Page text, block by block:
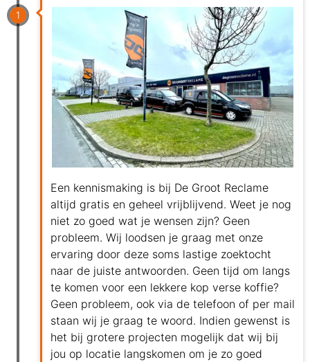
1
Een kennismaking is bij De Groot Reclame
altijd gratis en geheel vrijblijvend. Weet je nog
niet zo goed wat je wensen zijn? Geen
probleem. Wij loodsen je graag met onze
ervaring door deze soms lastige zoektocht
naar de juiste antwoorden. Geen tijd om langs
te komen voor een lekkere kop verse koffie?
Geen probleem, ook via de telefoon of per mail
staan wij je graag te woord. Indien gewenst is
het bij grotere projecten mogelijk dat wij bij
jou op locatie langskomen om je zo goed